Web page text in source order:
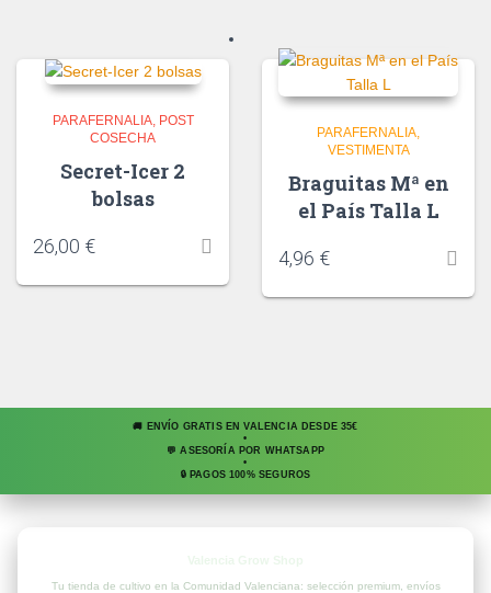
PARAFERNALIA POST
COSECHA
Secret-Icer 2
bolsas
26,00 €
PARAFERNALIA
VESTIMENTA
Braguitas Mª en
el País Talla L
4,96 €
🚚 ENVÍO GRATIS EN VALENCIA DESDE 35€
•
💬 ASESORÍA POR WHATSAPP
•
🔒 PAGOS 100% SEGUROS
Tu tienda de cultivo en la Comunidad Valenciana: selección premium, envíos